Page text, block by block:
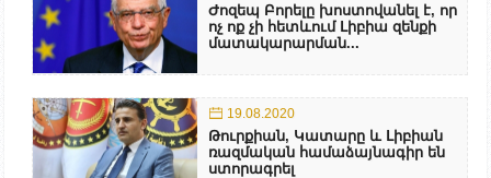
Ժոզեպ Բորելը խոստովանել է, որ
ոչ ոք չի հետևում Լիբիա զենքի
մատակարարման...
19.08.2020
Թուրքիան, Կատարը և Լիբիան
ռազմական համաձայնագիր են
ստորագրել